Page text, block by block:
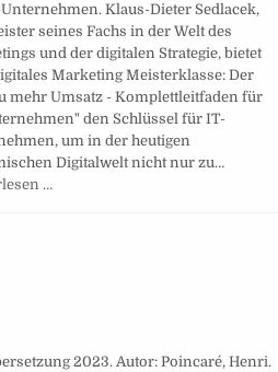
Klaus-Dieter Sedlacek,
seines Fachs in der Welt des
und der digitalen Strategie, bietet
Marketing Meisterklasse: Der
mehr Umsatz - Komplettleitfaden für
den Schlüssel für IT-
um in der heutigen
Digitalwelt nicht nur zu…
…
2023. Autor: Poincaré, Henri.